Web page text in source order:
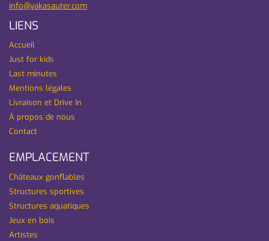
info@yakasauter.com
LIENS
Accueil
Just for kids
Last minutes
Mentions légales
Livraison et Drive In
À propos de nous
Contact
EMPLACEMENT
Châteaux gonflables
Structures sportives
Structures aquatiques
Jeux en bois
Artistes